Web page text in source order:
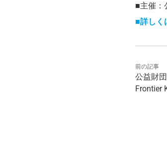
■主催：
■詳しく
前の記事
公益財
Frontier